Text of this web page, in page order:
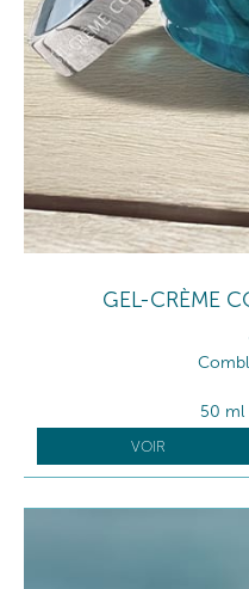
GEL-CRÈME
50 ml
VOIR